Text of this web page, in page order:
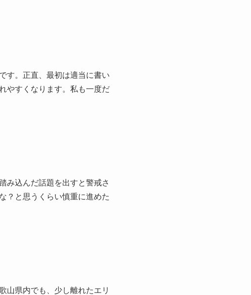
す。正直、最初は適当に書い
やすくなります。私も一度だ
み込んだ話題を出すと警戒さ
？と思うくらい慎重に進めた
山県内でも、少し離れたエリ